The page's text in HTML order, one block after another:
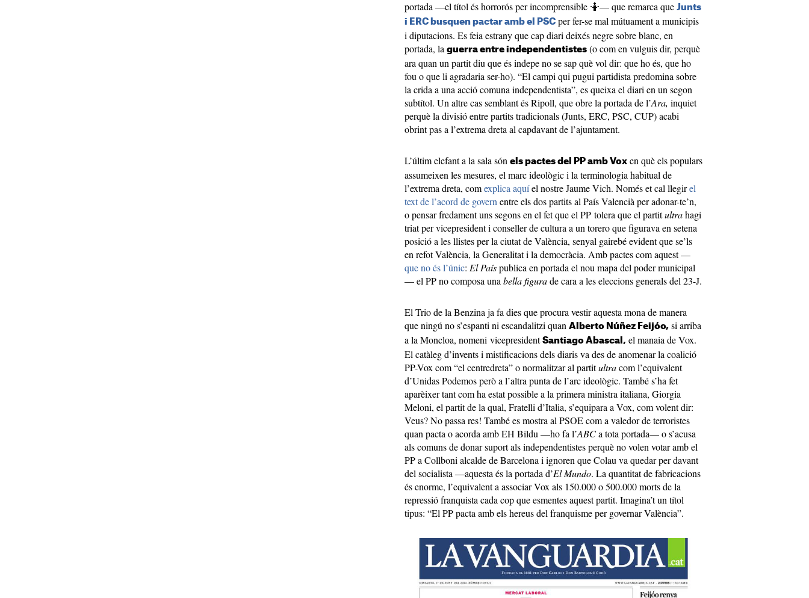
portada —el títol és horrorós per incomprensible 🤷— que remarca que Junts
i ERC busquen pactar amb el PSC per fer-se mal mútuament a municipis
i diputacions. Es feia estrany que cap diari deixés negre sobre blanc, en
portada, la guerra entre independentistes (o com en vulguis dir, perquè
ara quan un partit diu que és indepe no se sap què vol dir: que ho és, que ho
fou o que li agradaria ser-ho). “El campi qui pugui partidista predomina sobre
la crida a una acció comuna independentista”, es queixa el diari en un segon
subtítol. Un altre cas semblant és Ripoll, que obre la portada de l’Ara, inquiet
perquè la divisió entre partits tradicionals (Junts, ERC, PSC, CUP) acabi
obrint pas a l’extrema dreta al capdavant de l’ajuntament.
L’últim elefant a la sala són els pactes del PP amb Vox en què els populars
assumeixen les mesures, el marc ideològic i la terminologia habitual de
l’extrema dreta, comexplica aquíel nostre Jaume Vich. Només et cal llegirel
text de l’acord de govern entre els dos partits al País Valencià per adonar-te’n,
o pensar fredament uns segons en el fet que el PP tolera que el partitultrahagi
triat per vicepresident i conseller de cultura a un torero que figurava en setena
posició a les llistes per la ciutat de València, senyal gairebé evident que se’ls
en refot València, la Generalitat i la democràcia. Amb pactes com aquest —
que no és l’únic: El Paíspublica en portada el nou mapa del poder municipal
— el PP no composa una bella figurade cara a les eleccions generals del 23-J.
El Trio de la Benzina ja fa dies que procura vestir aquesta mona de manera
que ningú no s’espanti ni escandalitzi quan Alberto Núñez Feijóo, si arriba
a la Moncloa, nomeni vicepresident Santiago Abascal, el manaia de Vox.
El catàleg d’invents i mistificacions dels diaris va des de anomenar la coalició
PP-Vox com “el centredreta” o normalitzar al partitultracom l’equivalent
d’Unidas Podemos però a l’altra punta de l’arc ideològic. També s’ha fet
aparèixer tant com ha estat possible a la primera ministra italiana, Giorgia
Meloni, el partit de la qual, Fratelli d’Italia, s’equipara a Vox, com volent dir:
Veus? No passa res! També es mostra al PSOE com a valedor de terroristes
quan pacta o acorda amb EH Bildu —ho fa l’ABCa tota portada— o s’acusa
als comuns de donar suport als independentistes perquè no volen votar amb el
PP a Collboni alcalde de Barcelona i ignoren que Colau va quedar per davant
del socialista —aquesta és la portada d’El Mundo. La quantitat de fabricacions
és enorme, l’equivalent a associar Vox als 150.000 o 500.000 morts de la
repressió franquista cada cop que esmentes aquest partit. Imagina’t un títol
tipus: “El PP pacta amb els hereus del franquisme per governar València”.